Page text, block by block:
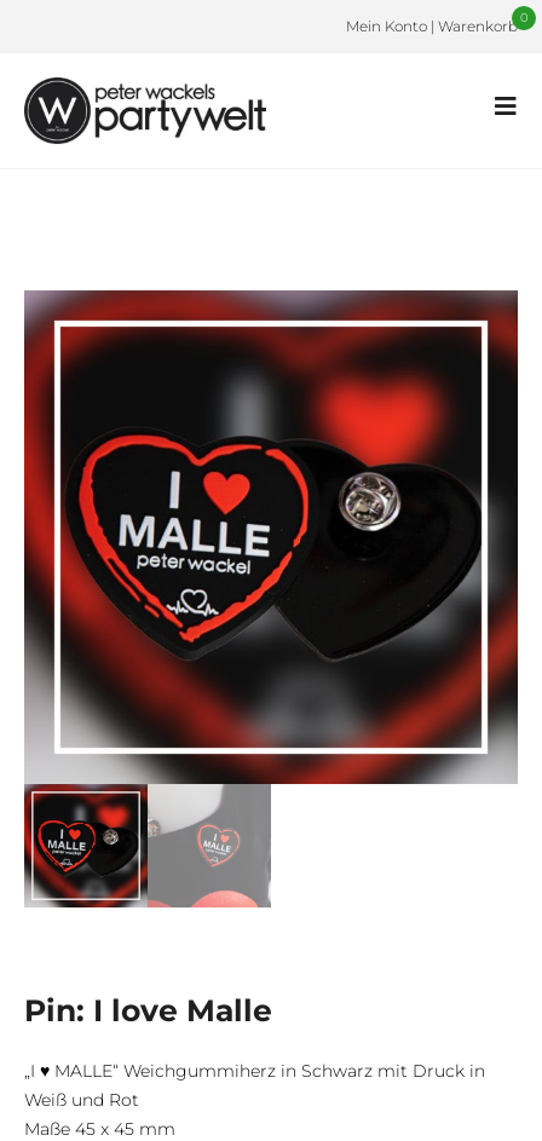
0
Mein Konto | Warenkorb
Pin: I love Malle
„I ♥ MALLE“ Weichgummiherz in Schwarz mit Druck in
Weiß und Rot
Maße 45 x 45 mm